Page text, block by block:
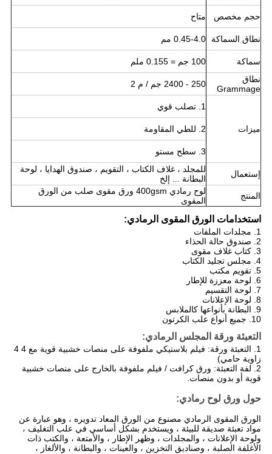
حجم مخصص متاح
نطاق السماكة 0.45-4.0 مم
سماكة
100 جم = 0.155 ملم
نطاق
Grammage
250 - 2400 جم / م 2
ميزات
1. تصلب قوي
2. للطي المقاومة
3. سطح مستو
إستعمال
للمجلد ، غلاف الكتاب ، التقويم ، صندوق الهدايا ، لوحة
البطانة ... إلخ
المنتج
لوح رمادي 400gsm ورق مقوى صلب من الورق
المقوى
استخدامات الورق المقوى الرمادي:
1. مجلدات الملفات
2. صندوق حالة الحذاء
3. كتاب غلاف مقوى
4. مجلس تجليد الكتاب
5. تقويم مكتب
6. لوحة معززة للإطار
7. لوحة التقسيم
8. لوحة الإعلانات
9. البطانة بأنواعها كالملابس
10. جميع أنواع علب الكرتون
التعبئة ورقة المجلس الرمادي:
1. التعبئة ورقة: فيلم بلاستيكي ملفوفة على منصات خشبية قوية مع 4 4
زاوية حامي)
2. لفة التعبئة: ورق كرافت / فيلم ملفوفة بالخارج على منصات خشبية
قوية أو بدون منصات.
حول ورق لوح رمادي:
الورق المقوى الرمادي مصنوع من الورق المعاد تدويره ، وهو عبارة عن
مواد تعبئة صديقة للبيئة ، ويستخدم بشكل أساسي في علب التغليف ،
ولوحة الإعلانات ، والمجلدات ، وظهر الإطار ، والأمتعة ، والكتب ذات
الأغلفة الصلبة ، وصناديق التخزين ، والعينات ، والبطانة ، والألغاز ،